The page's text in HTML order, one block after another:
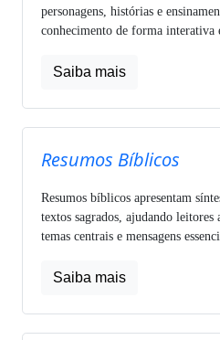
personagens, histórias e
conhecimento de forma interativa
Saiba mais
Resumos Bíblicos
Resumos bíblicos apresentam
textos sagrados, ajudando leitores
temas centrais e mensagens
Saiba mais